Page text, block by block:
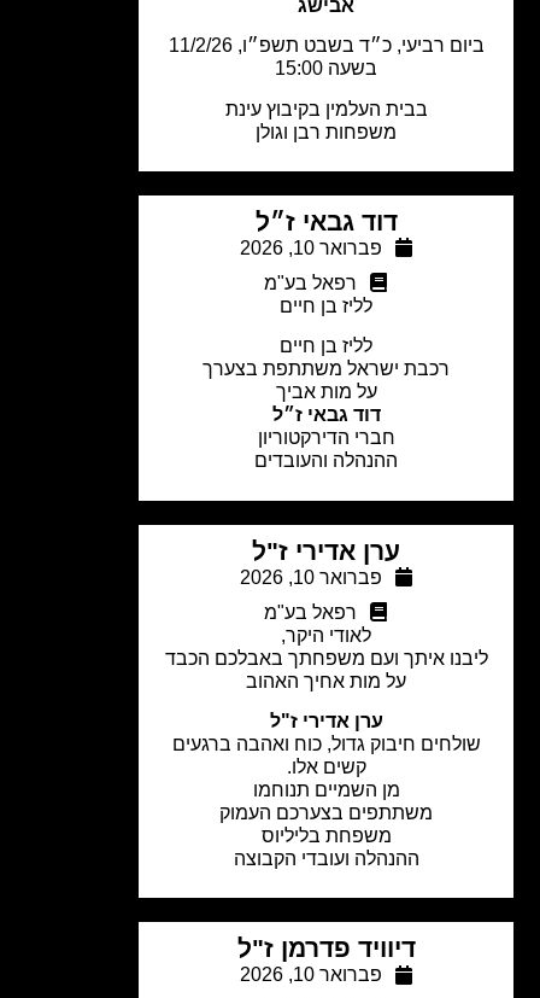
ביום רביעי, כ״ד בשבט תשפ״ו, 11/2/26
בבית העלמין בקיבוץ עינת
משפחות רבן וגולן
דוד גבאי ז״ל
פברואר 10, 2026
רפאל בע"מ
לליז בן חיים
לליז בן חיים
רכבת ישראל משתתפת בצערך
על מות אביך
דוד גבאי ז״ל
חברי הדירקטוריון
ההנהלה והעובדים
ערן אדירי ז"ל
פברואר 10, 2026
רפאל בע"מ
לאודי היקר,
איתך ועם משפחתך באבלכם הכבד
על מות אחיך האהוב
ערן אדירי ז"ל
חיבוק גדול, כוח ואהבה ברגעים
קשים אלו.
מן השמיים תנוחמו
משתתפים בצערכם העמוק
משפחת בליליוס
ההנהלה ועובדי הקבוצה
דיוויד פדרמן ז"ל
פברואר 10, 2026